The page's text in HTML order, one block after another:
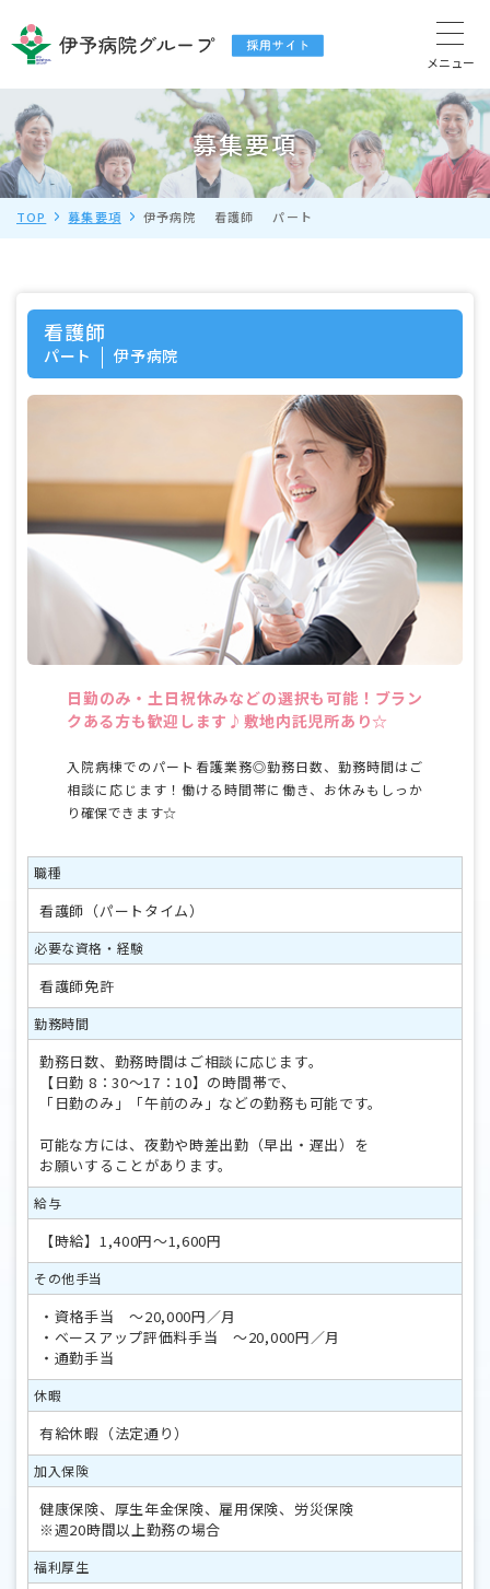
募集要項
TOP 募集要項 伊予病院 看護師 パート
看護師
パート 伊予病院
日勤のみ・土日祝休みなどの選択も可能！ブラン
クある方も歓迎します♪敷地内託児所あり☆
入院病棟でのパート看護業務◎勤務日数、勤務時間はご
相談に応じます！働ける時間帯に働き、お休みもしっか
り確保できます☆
職種
看護師（パートタイム）
必要な資格・経験
看護師免許
勤務時間
勤務日数、勤務時間はご相談に応じます。
【日勤 8：30～17：10】の時間帯で、
「日勤のみ」「午前のみ」などの勤務も可能です。
可能な方には、夜勤や時差出勤（早出・遅出）を
お願いすることがあります。
給与
【時給】1,400円～1,600円
その他手当
・資格手当 ～20,000円／月
・ベースアップ評価料手当 ～20,000円／月
・通勤手当
休暇
有給休暇（法定通り）
加入保険
健康保険、厚生年金保険、雇用保険、労災保険
※週20時間以上勤務の場合
福利厚生